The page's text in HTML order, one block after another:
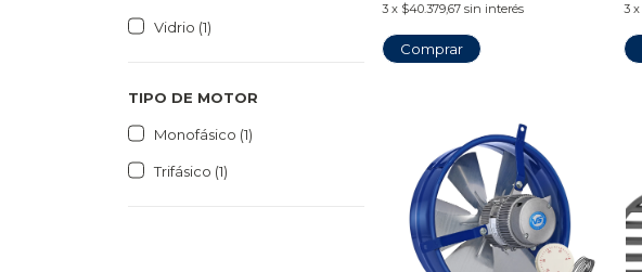
Vidrio (1)
TIPO DE MOTOR
Monofásico (1)
Trifásico (1)
3 x $40.379,67 sin interés
Comprar
3 x